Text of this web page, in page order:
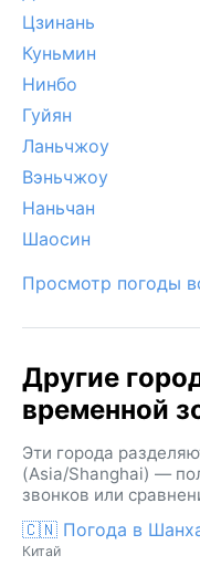
изредка случаются
держится недолго.
фестиваль
приятным сезоном,
красе.
Цзинань
Куньмин
Нинбо
Гуйян
Ланьчжоу
Вэньчжоу
Наньчан
Шаосин
Просмотр погоды
Другие
временной
Эти города
(Asia/Shanghai) —
звонков или
🇨🇳 Погода в
Китай